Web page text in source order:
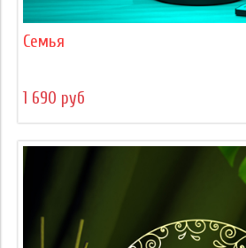
Семья
1 690 руб